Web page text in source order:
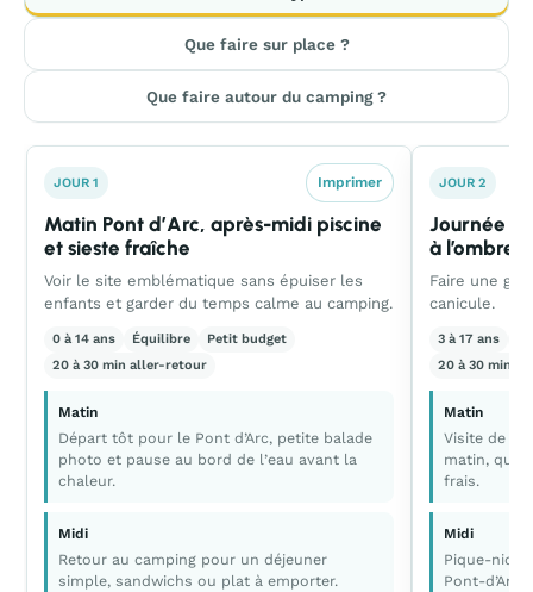
Que faire sur place ?
Que faire autour du camping ?
JOUR 1 Imprimer
Matin Pont d’Arc, après-midi piscine
et sieste fraîche
Voir le site emblématique sans épuiser les
enfants et garder du temps calme au camping.
0 à 14 ans Équilibre
Petit budget
20 à 30 min aller-retour
Matin
Départ tôt pour le Pont d’Arc, petite balade
photo et pause au bord de l’eau avant la
chaleur.
Midi
Retour au camping pour un déjeuner
simple, sandwichs ou plat à emporter.
JOUR 2
Journée
à l’ombre
Faire une
canicule.
3 à 17 ans
20 à 30 min
Matin
Visite de la
matin,
frais.
Midi
Pique-
Pont-d’Arc